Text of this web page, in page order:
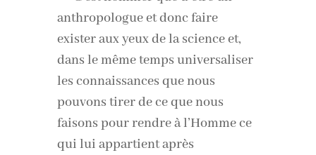
anthropologue et donc faire
exister aux yeux de la science et,
dans le même temps universaliser
les connaissances que nous
pouvons tirer de ce que nous
faisons pour rendre à l’Homme ce
qui lui appartient après